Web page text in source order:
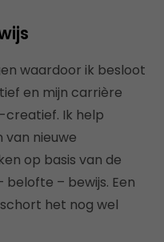
waardoor ik besloot
en mijn carrière
Ik help
nieuwe
op basis van de
belofte – bewijs. Een
het nog wel